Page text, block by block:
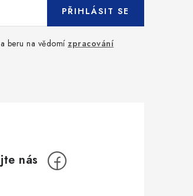
a beru na vědomí zpracování
PŘIHLÁSIT SE